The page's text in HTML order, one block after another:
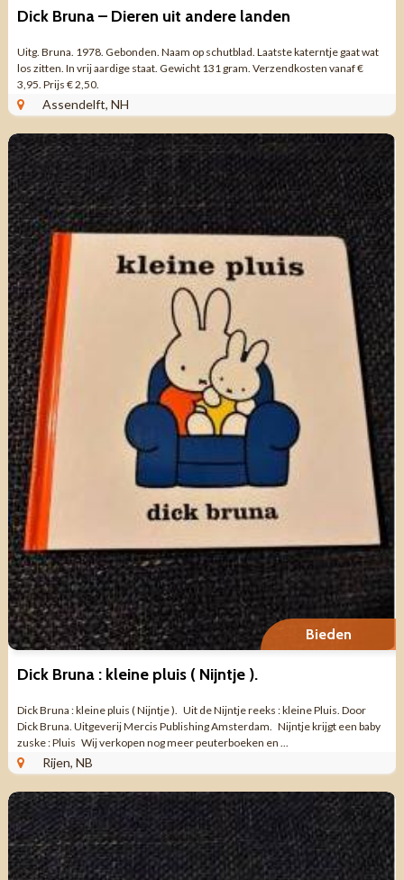
Dick Bruna – Dieren uit andere landen
Uitg. Bruna. 1978. Gebonden. Naam op schutblad. Laatste katerntje gaat wat
los zitten. In vrij aardige staat. Gewicht 131 gram. Verzendkosten vanaf €
3,95. Prijs € 2,50.
Assendelft, NH
Bieden
Dick Bruna : kleine pluis ( Nijntje ).
Dick Bruna : kleine pluis ( Nijntje ). Uit de Nijntje reeks : kleine Pluis. Door
Dick Bruna. Uitgeverij Mercis Publishing Amsterdam. Nijntje krijgt een baby
zuske : Pluis Wij verkopen nog meer peuterboeken en ...
Rijen, NB